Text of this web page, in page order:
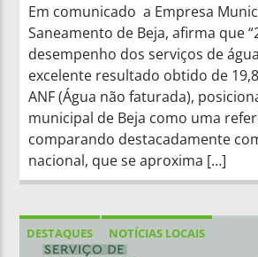
Em comunicado a Empresa
Saneamento de Beja, afirma que
desempenho dos serviços de
excelente resultado obtido de
ANF (Água não faturada),
municipal de Beja como uma
comparando destacadamente
nacional, que se aproxima […]
DESTAQUES NOTÍCIAS LOCAIS